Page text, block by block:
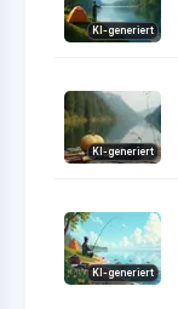
KI-generiert
KI-generiert
KI-generiert